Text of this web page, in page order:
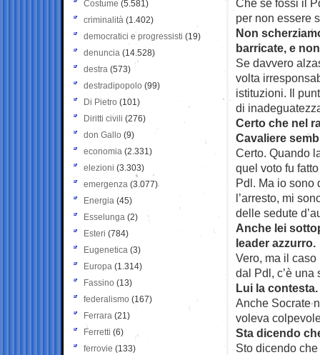
Che se fossi il
per non essere
Non
barricate, e
Se davvero
volta
istituzioni. Il
di
Certo che nel
Cavaliere
Certo. Quando
quel voto fu
Pdl. Ma io sono
l’arresto, mi
delle sedute
Anche lei
leader azzurro.
Vero, ma il
dal Pdl, c’è
Lui la contesta.
Anche Socrate
voleva
Sta dicendo
Sto dicendo
Costume (5.581)
criminalità (1.402)
democratici e progressisti (19)
denuncia (14.528)
destra (573)
destradipopolo (99)
Di Pietro (101)
Diritti civili (276)
don Gallo (9)
economia (2.331)
elezioni (3.303)
emergenza (3.077)
Energia (45)
Esselunga (2)
Esteri (784)
Eugenetica (3)
Europa (1.314)
Fassino (13)
federalismo (167)
Ferrara (21)
Ferretti (6)
ferrovie (133)